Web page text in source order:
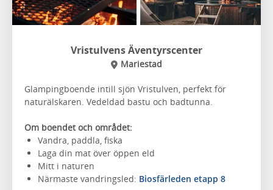
Vristulvens Äventyrscenter
Mariestad
Glampingboende intill sjön Vristulven, perfekt för
naturälskaren. Vedeldad bastu och badtunna.
Om boendet och området:
Vandra, paddla, fiska
Laga din mat över öppen eld
Mitt i naturen
Närmaste vandringsled: Biosfärleden etapp 8